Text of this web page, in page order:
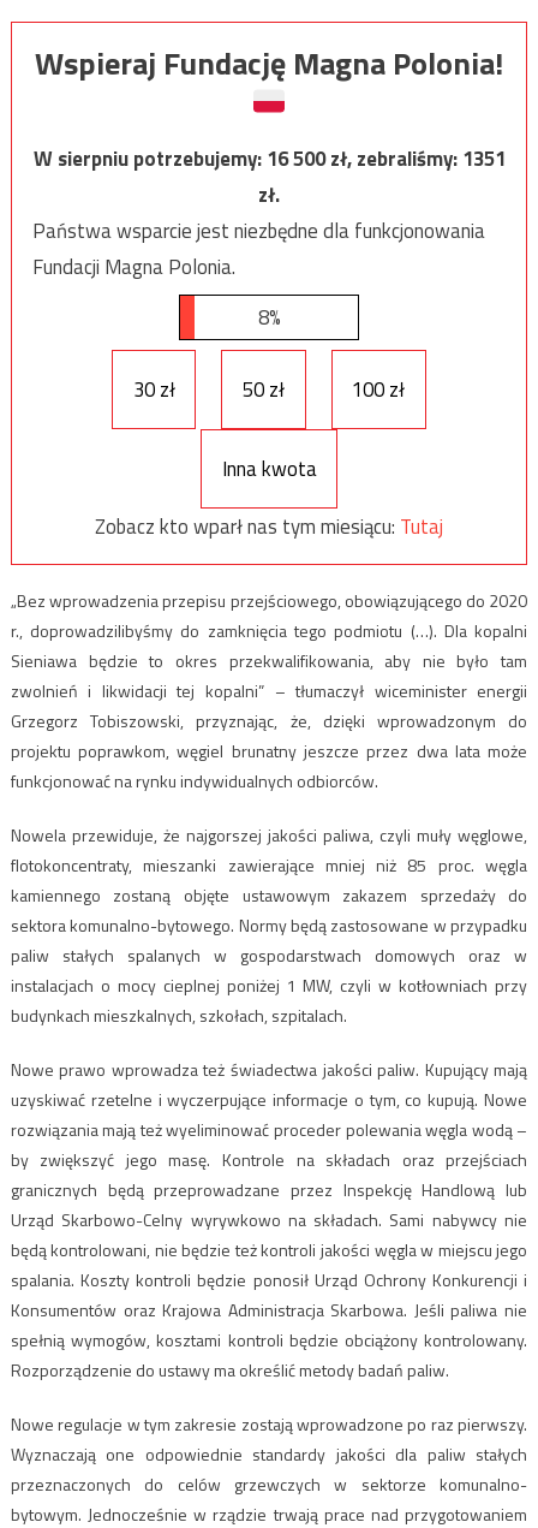
Wspieraj Fundację Magna Polonia!
W sierpniu potrzebujemy:16 500zł, zebraliśmy:1351
zł.
Państwa wsparcie jest niezbędne dla funkcjonowania
Fundacji Magna Polonia.
8%
30 zł 50 zł 100 zł
Inna kwota
Zobacz kto wparł nas tym miesiącu: Tutaj
„Bez wprowadzenia przepisu przejściowego, obowiązującego do 2020
r., doprowadzilibyśmy do zamknięcia tego podmiotu (…). Dla kopalni
Sieniawa będzie to okres przekwalifikowania, aby nie było tam
zwolnień i likwidacji tej kopalni” – tłumaczył wiceminister energii
Grzegorz Tobiszowski, przyznając, że, dzięki wprowadzonym do
projektu poprawkom, węgiel brunatny jeszcze przez dwa lata może
funkcjonować na rynku indywidualnych odbiorców.
Nowela przewiduje, że najgorszej jakości paliwa, czyli muły węglowe,
flotokoncentraty, mieszanki zawierające mniej niż 85 proc. węgla
kamiennego zostaną objęte ustawowym zakazem sprzedaży do
sektora komunalno-bytowego. Normy będą zastosowane w przypadku
paliw stałych spalanych w gospodarstwach domowych oraz w
instalacjach o mocy cieplnej poniżej 1 MW, czyli w kotłowniach przy
budynkach mieszkalnych, szkołach, szpitalach.
Nowe prawo wprowadza też świadectwa jakości paliw. Kupujący mają
uzyskiwać rzetelne i wyczerpujące informacje o tym, co kupują. Nowe
rozwiązania mają też wyeliminować proceder polewania węgla wodą –
by zwiększyć jego masę. Kontrole na składach oraz przejściach
granicznych będą przeprowadzane przez Inspekcję Handlową lub
Urząd Skarbowo-Celny wyrywkowo na składach. Sami nabywcy nie
będą kontrolowani, nie będzie też kontroli jakości węgla w miejscu jego
spalania. Koszty kontroli będzie ponosił Urząd Ochrony Konkurencji i
Konsumentów oraz Krajowa Administracja Skarbowa. Jeśli paliwa nie
spełnią wymogów, kosztami kontroli będzie obciążony kontrolowany.
Rozporządzenie do ustawy ma określić metody badań paliw.
Nowe regulacje w tym zakresie zostają wprowadzone po raz pierwszy.
Wyznaczają one odpowiednie standardy jakości dla paliw stałych
przeznaczonych do celów grzewczych w sektorze komunalno-
bytowym. Jednocześnie w rządzie trwają prace nad przygotowaniem